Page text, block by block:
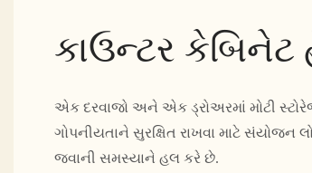
કાઉન્ટર
એક દરવાજો અને એક ડ્રોઅરમાં મોટી
ગોપનીયતાને સુરક્ષિત રાખવા માટે
જવાની સમસ્યાને હલ કરે છે.